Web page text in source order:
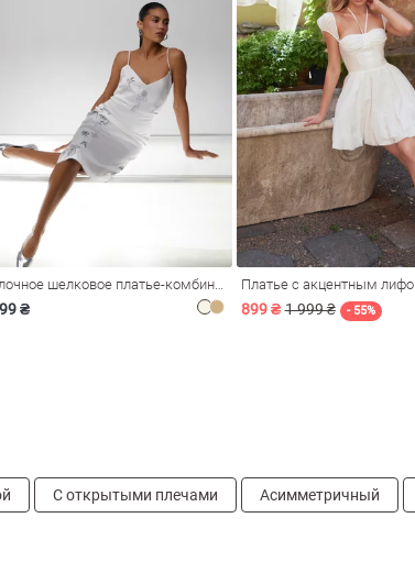
₴
Платье с акцентным
899 ₴ 1 999 ₴ - 55%
С открытыми плечами Асимметричный